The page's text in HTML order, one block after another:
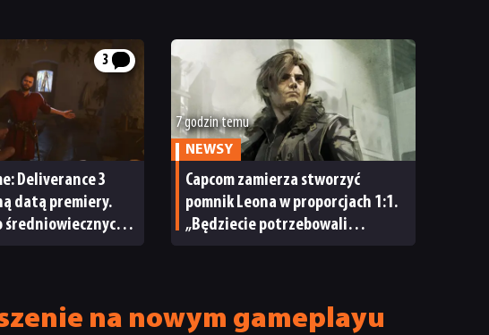
3
Deliverance 3
datą premiery.
średniowiecznych
7 godzin temu
NEWSY
Capcom zamierza stworzyć
pomnik Leona w proporcjach 1:1.
„Będziecie potrzebowali
na nowym gameplayu